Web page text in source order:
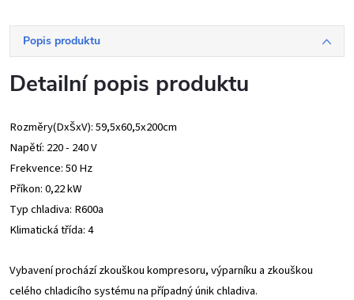
Popis produktu
Detailní popis produktu
Rozměry(DxŠxV): 59,5x60,5x200cm
Napětí: 220 - 240 V
Frekvence: 50 Hz
Příkon: 0,22 kW
Typ chladiva: R600a
Klimatická třída: 4
Vybavení prochází zkouškou kompresoru, výparníku a zkouškou
celého chladicího systému na případný únik chladiva.